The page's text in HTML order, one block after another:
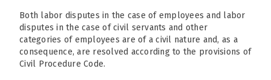
Both labor disputes in the case of employees and labor
disputes in the case of civil servants and other
categories of employees are of a civil nature and, as a
consequence, are resolved according to the provisions of
Civil Procedure Code.